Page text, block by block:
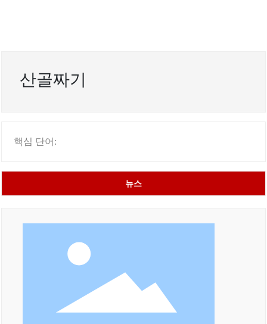
산골짜기
핵심 단어:
뉴스